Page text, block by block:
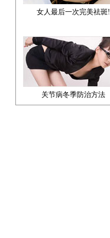
女人最后一次完美祛斑!
关节病冬季防治方法